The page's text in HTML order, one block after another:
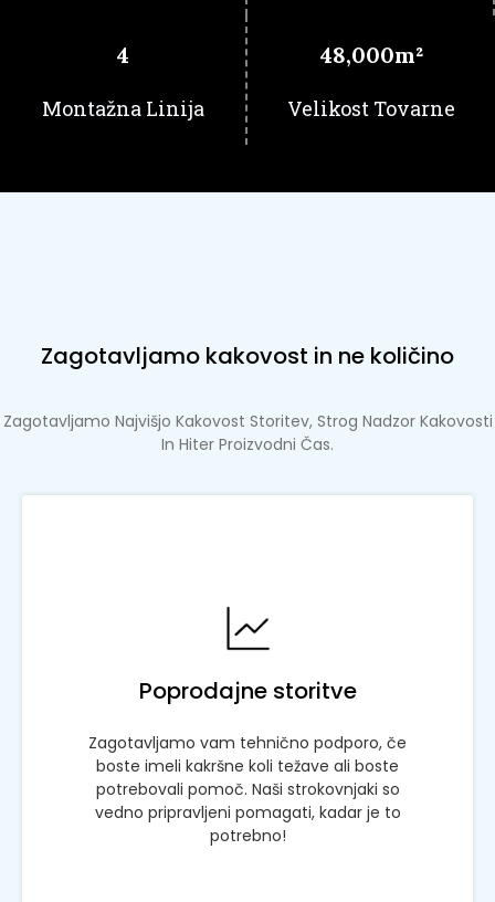
4
Montažna Linija
48,000m²
Velikost Tovarne
Zagotavljamo kakovost in ne količino
Zagotavljamo Najvišjo Kakovost Storitev, Strog Nadzor Kakovosti
In Hiter Proizvodni Čas.
Poprodajne storitve
Zagotavljamo vam tehnično podporo, če
boste imeli kakršne koli težave ali boste
potrebovali pomoč. Naši strokovnjaki so
vedno pripravljeni pomagati, kadar je to
potrebno!